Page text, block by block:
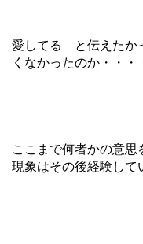
愛してる と伝えたか
くなかったのか・・・
ここまで何者かの意
現象はその後経験して